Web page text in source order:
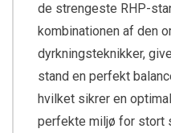
de strengeste RHP-
kombinationen af den
dyrkningsteknikker,
stand en perfekt
hvilket sikrer en
perfekte miljø for stort